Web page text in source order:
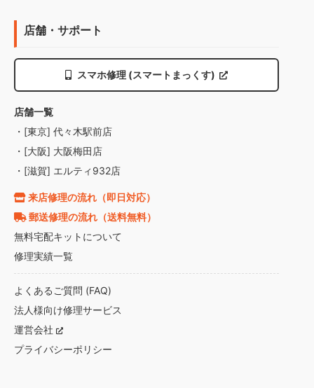
店舗・サポート
スマホ修理 (スマートまっくす)
店舗一覧
・[東京] 代々木駅前店
・[大阪] 大阪梅田店
・[滋賀] エルティ932店
来店修理の流れ（即日対応）
郵送修理の流れ（送料無料）
無料宅配キットについて
修理実績一覧
よくあるご質問 (FAQ)
法人様向け修理サービス
運営会社
プライバシーポリシー